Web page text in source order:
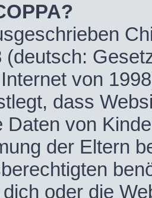
(deutsch:
von
dass
Daten von
der Eltern
oder die